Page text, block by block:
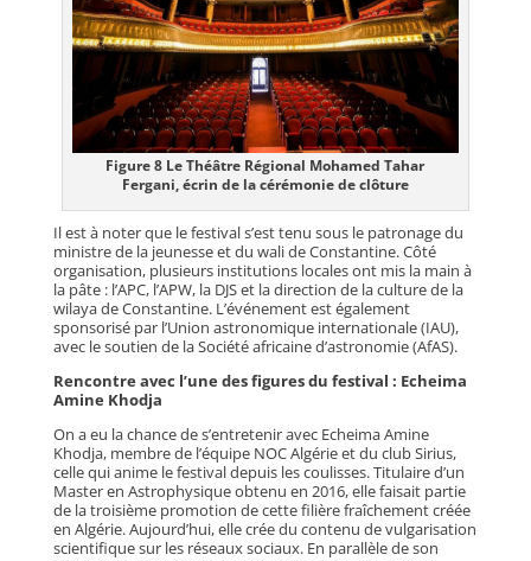
Figure 8 Le Théâtre Régional Mohamed Tahar
Fergani, écrin de la cérémonie de clôture
Il est à noter que le festival s’est tenu sous le patronage du
ministre de la jeunesse et du wali de Constantine. Côté
organisation, plusieurs institutions locales ont mis la main à
la pâte : l’APC, l’APW, la DJS et la direction de la culture de la
wilaya de Constantine. L’événement est également
sponsorisé par l’Union astronomique internationale (IAU),
avec le soutien de la Société africaine d’astronomie (AfAS).
Rencontre avec l’une des figures du festival : Echeima
Amine Khodja
On a eu la chance de s’entretenir avec Echeima Amine
Khodja, membre de l’équipe NOC Algérie et du club Sirius,
celle qui anime le festival depuis les coulisses. Titulaire d’un
Master en Astrophysique obtenu en 2016, elle faisait partie
de la troisième promotion de cette filière fraîchement créée
en Algérie. Aujourd’hui, elle crée du contenu de vulgarisation
scientifique sur les réseaux sociaux. En parallèle de son